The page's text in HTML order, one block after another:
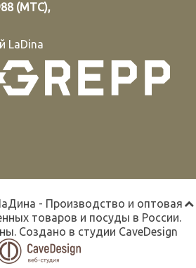
(МТС),
LaDina
- Производство и оптовая
товаров и посуды в России.
Создано в студии CaveDesign